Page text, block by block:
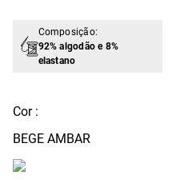
Composição:
92% algodão e 8%
elastano
Cor :
BEGE AMBAR
jeans
º vestido curto